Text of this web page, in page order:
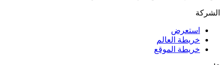
الشركة
استعرض
خريطة العالم
خريطة الموقع